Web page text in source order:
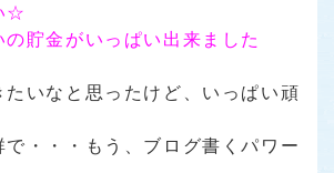
☆
貯金がいっぱい出来ました
たいなと思ったけど、いっぱい頑
で・・・もう、ブログ書くパワー